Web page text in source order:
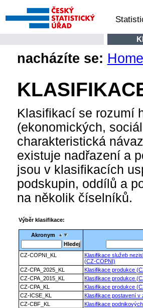
nacházíte se: Home
Klasifikací se rozumí
(ekonomických,
charakteristická
existuje nadřazení a
jsou v klasifikacích
podskupin, oddílů a
na několik číselníků.
Výběr klasifikace:
Akronym
CZ-COPNI_KL
Klasifikace služeb
(CZ-COPNI)
CZ-CPA_2025_KL
Klasifikace produkce
CZ-CPA_2015_KL
Klasifikace produkce
CZ-CPA_KL
Klasifikace produkce
CZ-ICSE_KL
Klasifikace postavení v
CZ-CBF_KL
Klasifikace